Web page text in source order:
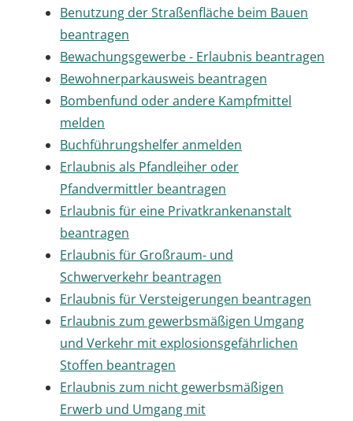
Benutzung der Straßenfläche beim Bauen
beantragen
Bewachungsgewerbe - Erlaubnis beantragen
Bewohnerparkausweis beantragen
Bombenfund oder andere Kampfmittel
melden
Buchführungshelfer anmelden
Erlaubnis als Pfandleiher oder
Pfandvermittler beantragen
Erlaubnis für eine Privatkrankenanstalt
beantragen
Erlaubnis für Großraum- und
Schwerverkehr beantragen
Erlaubnis für Versteigerungen beantragen
Erlaubnis zum gewerbsmäßigen Umgang
und Verkehr mit explosionsgefährlichen
Stoffen beantragen
Erlaubnis zum nicht gewerbsmäßigen
Erwerb und Umgang mit